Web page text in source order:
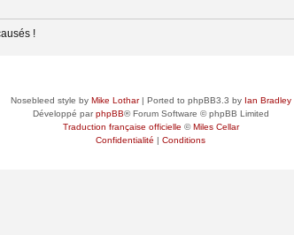
!
Nosebleed style by Mike Lothar| Ported to phpBB3.3 by Ian Bradley
Développé parphpBB® Forum Software © phpBB Limited
Traduction française officielle ©Miles Cellar
Confidentialité | Conditions